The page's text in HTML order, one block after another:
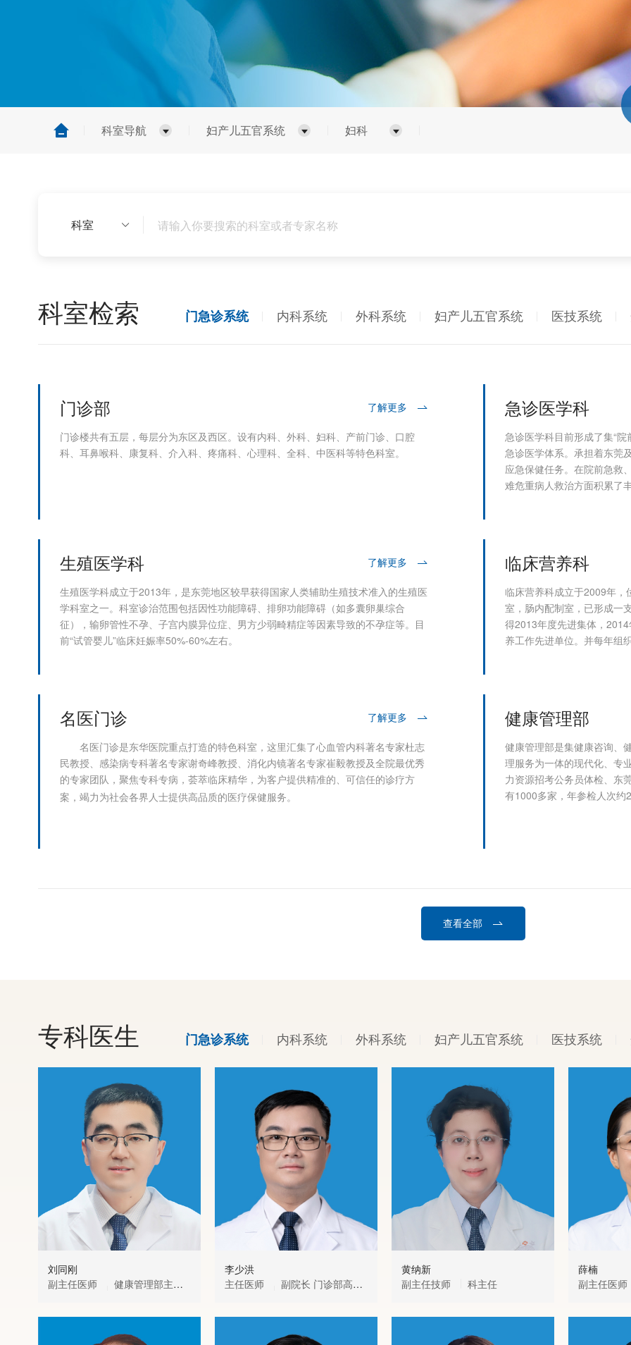
科室导航 妇产儿五官系统 妇科
科室
科室检索 门急诊系统 内科系统 外科系统 妇产儿五官系统 医技系统
门诊部 了解更多
门诊楼共有五层，每层分为东区及西区。设有内科、外科、妇科、产前门诊、口腔
科、耳鼻喉科、康复科、介入科、疼痛科、心理科、全科、中医科等特色科室。
急诊医学科
急诊医学科目前形成了集“
急诊医学体系。承担着东莞
应急保健任务。在院前急救
难危重病人救治方面积累了
生殖医学科 了解更多
生殖医学科成立于2013年，是东莞地区较早获得国家人类辅助生殖技术准入的生殖医
学科室之一。科室诊治范围包括因性功能障碍、排卵功能障碍（如多囊卵巢综合
征），输卵管性不孕、子宫内膜异位症、男方少弱畸精症等因素导致的不孕症等。目
前“试管婴儿”临床妊娠率50%-60%左右。
临床营养科
临床营养科成立于2009年
室，肠内配制室，已形成一
得2013年度先进集体，
养工作先进单位。并每年组
名医门诊 了解更多
名医门诊是东华医院重点打造的特色科室，这里汇集了心血管内科著名专家杜志
民教授、感染病专科著名专家谢奇峰教授、消化内镜著名专家崔毅教授及全院最优秀
的专家团队，聚焦专科专病，荟萃临床精华，为客户提供精准的、可信任的诊疗方
案，竭力为社会各界人士提供高品质的医疗保健服务。
健康管理部
健康管理部是集健康咨询、
理服务为一体的现代化、专
力资源招考公务员体检、东
有1000多家，年参检人次约
查看全部
专科医生 门急诊系统 内科系统 外科系统 妇产儿五官系统 医技系统
刘同刚
副主任医师
健康管理部主
李少洪
主任医师
副院长 门诊部高级
黄纳新
副主任技师
科主任
薛楠
副主任医师